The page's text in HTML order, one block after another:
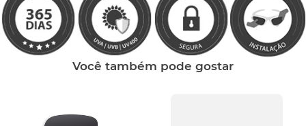
Você também pode gostar